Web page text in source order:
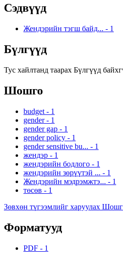
Сэдвүүд
Жендэрийн тэгш байд... - 1
Бүлгүүд
Тус хайлтанд таарах Бүлгүүд
Шошго
budget - 1
gender - 1
gender gap - 1
gender policy - 1
gender sensitive bu... - 1
жендэр - 1
жендэрийн бодлого - 1
жендэрийн зөрүүтэй ... - 1
Жендэрийн мэдрэмжтэ... - 1
төсөв - 1
Зөвхөн түгээмлийг харуулах
Форматууд
PDF - 1